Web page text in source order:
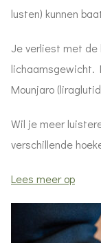
lusten) kunnen
Je verliest met de
lichaamsgewicht.
Mounjaro
Wil je meer
verschillende
Lees meer op